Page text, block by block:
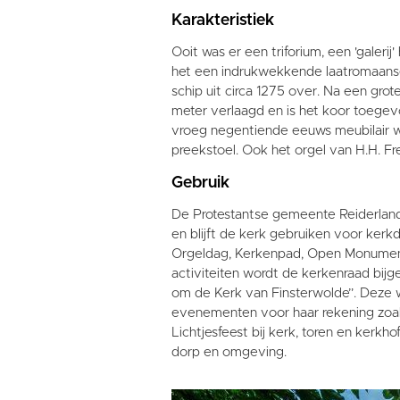
Karakteristiek
Ooit was er een triforium, een
het een indrukwekkende
schip uit circa 1275 over. Na een
meter verlaagd en is het koor
vroeg negentiende eeuws meubilair
preekstoel. Ook het orgel van H.H.
Gebruik
De Protestantse gemeente
en blijft de kerk gebruiken voor
Orgeldag, Kerkenpad, Open
activiteiten wordt de kerkenraad
om de Kerk van Finsterwolde”.
evenementen voor haar rekening
Lichtjesfeest bij kerk, toren en
dorp en omgeving.